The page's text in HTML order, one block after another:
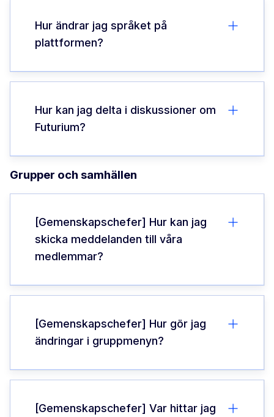
Hur ändrar jag språket på
plattformen?
Hur kan jag delta i diskussioner om
Futurium?
Grupper och samhällen
[Gemenskapschefer] Hur kan jag
skicka meddelanden till våra
medlemmar?
[Gemenskapschefer] Hur gör jag
ändringar i gruppmenyn?
[Gemenskapschefer] Var hittar jag